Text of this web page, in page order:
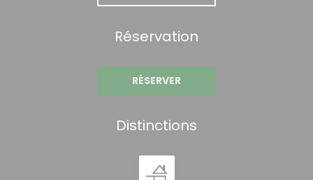
Réservation
RÉSERVER
Distinctions